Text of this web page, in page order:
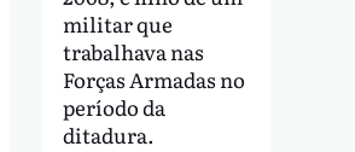
militar que
trabalhava nas
Forças Armadas no
período da
ditadura.